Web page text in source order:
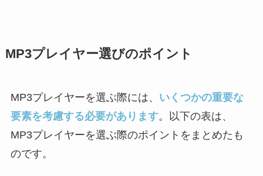
MP3プレイヤー選びのポイント
MP3プレイヤーを選ぶ際には、 いくつかの重要な
要素を考慮する必要があります。以下の表は、
MP3プレイヤーを選ぶ際のポイントをまとめたも
のです。